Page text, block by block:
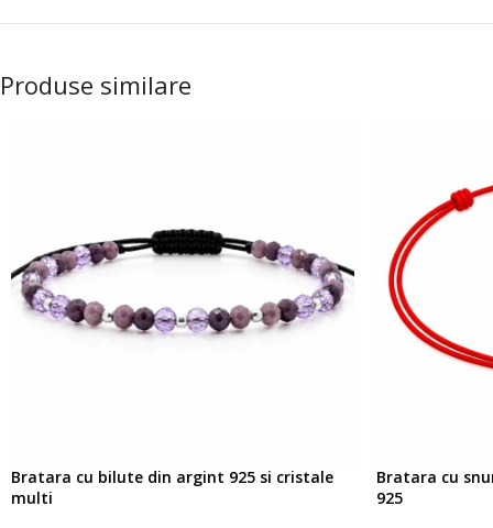
Produse similare
Bratara cu bilute din argint 925 si cristale
multi
Bratara cu
925